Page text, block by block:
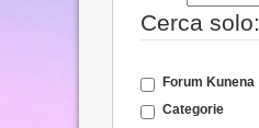
Cerca solo:
Forum Kunena
Categorie